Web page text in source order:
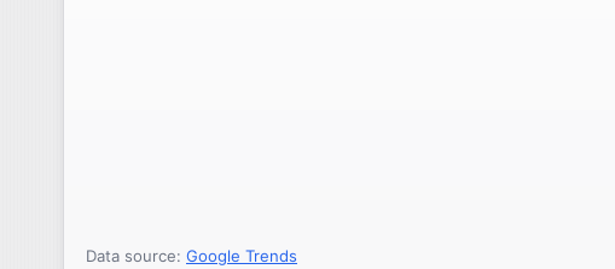
Data source: Google Trends